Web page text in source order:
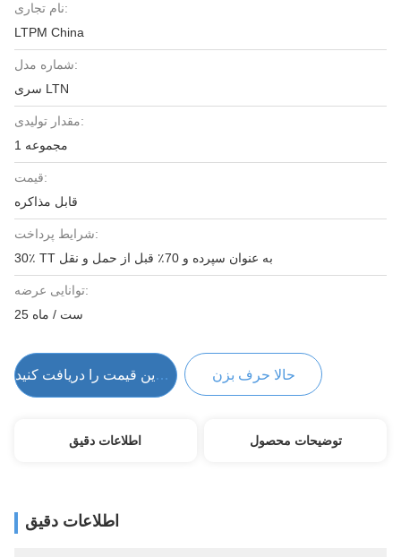
نام تجاری:
LTPM China
شماره مدل:
سری LTN
مقدار تولیدی:
1 مجموعه
قیمت:
قابل مذاکره
شرایط پرداخت:
30٪ TT به عنوان سپرده و 70٪ قبل از حمل و نقل
توانایی عرضه:
25 ست / ماه
بهترین قیمت را دریافت کنید حالا حرف بزن
اطلاعات دقیق توضیحات محصول
اطلاعات دقیق